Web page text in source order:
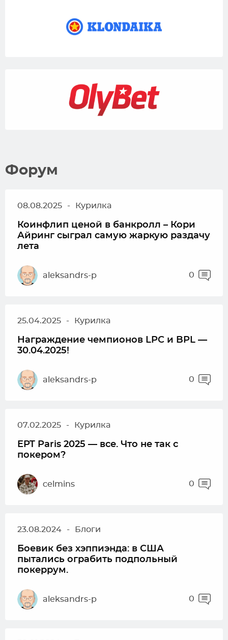
Форум
08.08.2025 - Курилка
Коинфлип ценой в банкролл – Кори
Айринг сыграл самую жаркую раздачу
лета
aleksandrs-p 0
25.04.2025 - Курилка
Награждение чемпионов LPC и BPL —
30.04.2025!
aleksandrs-p 0
07.02.2025 - Курилка
EPT Paris 2025 — все. Что не так с
покером?
celmins 0
23.08.2024 - Блоги
Боевик без хэппиэнда: в США
пытались ограбить подпольный
покеррум.
aleksandrs-p 0